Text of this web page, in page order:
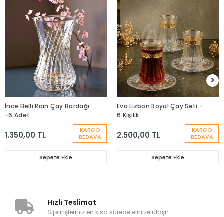
KARGO
BEDAVA
İnce Belli Rain Çay Bardağı
-6 Adet
1.350,00 TL
Sepete Ekle
KARGO
BEDAVA
Eva Lizbon Royal Çay Seti -
6 Kişilik
2.500,00 TL
Sepete Ekle
Hızlı Teslimat
Siparişleriniz en kısa sürede elinize ulaşır.